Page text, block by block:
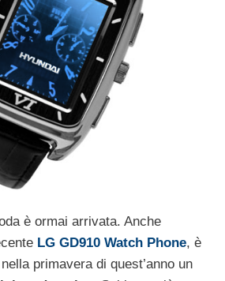
è ormai arrivata. Anche
LG GD910 Watch Phone, è
primavera di quest’anno un